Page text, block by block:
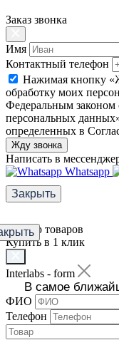
Заказ звонка
Имя
Контактный телефон
Нажимая кнопку
обработку моих
Федеральным
персональных
определенных в
Жду звонка
Написать в
Whatsapp
Закрыть
Фильтр товаров
Купить в 1 клик
Interlabs - form
В самое
ФИО
Телефон